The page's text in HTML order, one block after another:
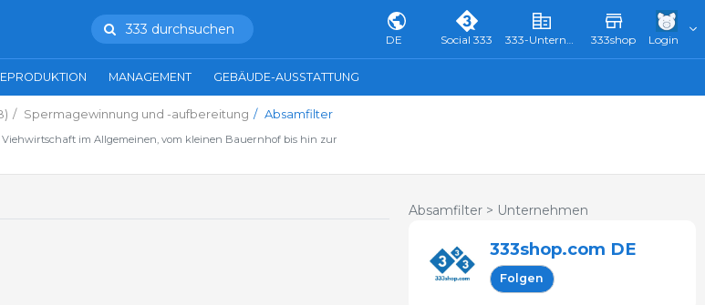
333 durchsuchen
DE Social 333 333-Unternehmensverzeichnis & Führer 333shop Login
MANAGEMENT GEBÄUDE-AUSSTATTUNG
Spermagewinnung und -aufbereitung Absamfilter
im Allgemeinen, vom kleinen Bauernhof bis hin zur
Absamfilter > Unternehmen
333shop.com DE
Folgen